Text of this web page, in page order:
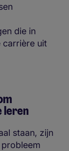
die in
carrière uit
leren
staan, zijn